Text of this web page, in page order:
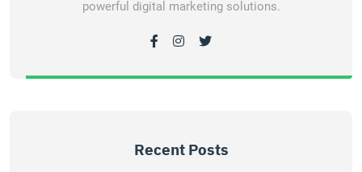
powerful digital marketing solutions.
Recent Posts